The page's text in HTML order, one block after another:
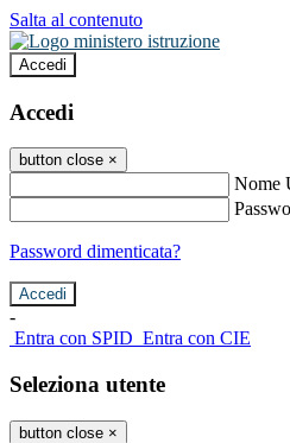
Salta al contenuto
Accedi
Accedi
button close ×
Nome
Password dimenticata?
-
Entra con SPID Entra con CIE
Seleziona utente
button close ×